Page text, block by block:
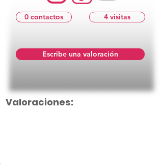
0 contactos 4 visitas
Escribe una valoración
Valoraciones: